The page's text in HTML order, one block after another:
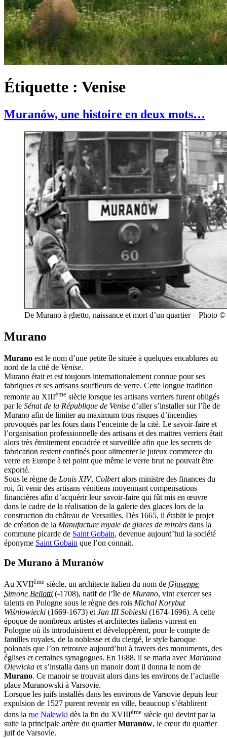
Étiquette : Venise
Muranów, une histoire en deux mots…
De Murano à ghetto, naissance et mort d’un quartier – Photo
Murano
Murano est le nom d’une petite île située à quelques encablures au
nord de la cité de Venise.
Murano était et est toujours internationalement connue pour ses
fabriques et ses artisans souffleurs de verre. Cette longue tradition
remonte au XIIIème siècle lorsque les artisans verriers furent obligés
par le Sénat de la République de Venise d’aller s’installer sur l’île de
Murano afin de limiter au maximum tous risques d’incendies
provoqués par les fours dans l’enceinte de la cité. Le savoir-faire et
l’organisation professionnelle des artisans et des maitres verriers était
alors très étroitement encadrée et surveillée afin que les secrets de
fabrication restent confinés pour alimenter le juteux commerce du
verre en Europe à tel point que même le verre brut ne pouvait être
exporté.
Sous le règne de Louis XIV, Colbertalors ministre des finances du
roi, fît venir des artisans vénitiens moyennant compensations
financières afin d’acquérir leur savoir-faire qui fût mis en œuvre
dans le cadre de la réalisation de la galerie des glaces lors de la
construction du château de Versailles. Dès 1665, il établit le projet
de création de la Manufacture royale de glaces de miroirs dans la
commune picarde de Saint Gobain, devenue aujourd’hui la société
éponyme Saint Gobain que l’on connait.
De Murano à Muranów
Au XVIIème siècle, un architecte italien du nom de Giuseppe
Simone Bellotti (-1708), natif de l’île de Murano, vint exercer ses
talents en Pologne sous le règne des rois Michał Korybut
Wiśniowiecki (1669-1673) et Jan III Sobieski (1674-1696). A cette
époque de nombreux artistes et architectes italiens vinrent en
Pologne où ils introduisirent et développèrent, pour le compte de
familles royales, de la noblesse et du clergé, le style baroque
polonais que l’on retrouve aujourd’hui à travers des monuments, des
églises et certaines synagogues. En 1688, il se maria avec Marianna
Olewicka et s’installa dans un manoir dont il donna le nom de
Murano. Ce manoir se trouvait alors dans les environs de l’actuelle
place Muranowski à Varsovie.
Lorsque les juifs installés dans les environs de Varsovie depuis leur
expulsion de 1527 purent revenir en ville, beaucoup s’établirent
dans la rue Nalewki dès la fin du XVIIIème siècle qui devint par la
suite la principale artère du quartierMuranów, le cœur du quartier
juif de Varsovie.